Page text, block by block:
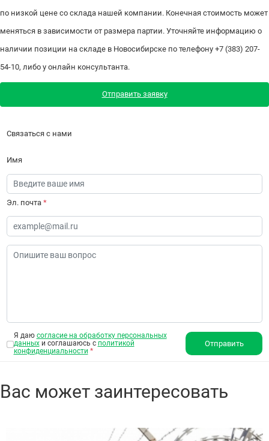
по низкой цене со склада нашей компании. Конечная стоимость может
меняться в зависимости от размера партии. Уточняйте информацию о
наличии позиции на складе в Новосибирске по телефону +7 (383) 207-
54-10, либо у онлайн консультанта.
Отправить заявку
Связаться с нами
Имя
Эл. почта *
Я даю согласие на обработку персональных
данныхи соглашаюсь с политикой
конфиденциальности *
Отправить
Вас может заинтересовать